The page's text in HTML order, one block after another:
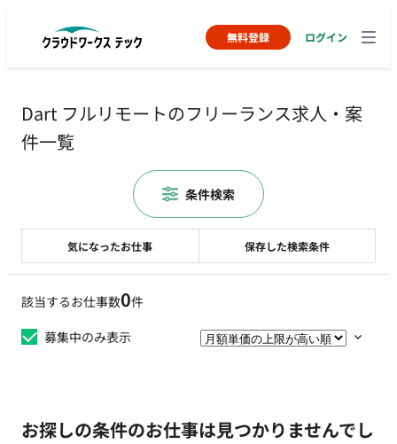
無料登録 ログイン
Dart フルリモートのフリーランス求人・案
件一覧
該当するお仕事数0件
募集中のみ表示
お探しの条件のお仕事は見つかりませんでし
気になったお仕事 保存した検索条件
条件検索